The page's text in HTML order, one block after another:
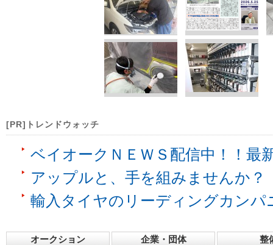
[PR]トレンドウォッチ
ベイオークＮＥＷＳ配信中！！最
アップルと、手を組みませんか？
輸入タイヤのリーディングカンパ
オークション 企業・団体
整